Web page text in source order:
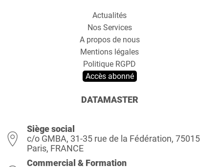
Actualités
Nos Services
A propos de nous
Mentions légales
Politique RGPD
Accès abonné
DATAMASTER
Siège social
c/o GMBA, 31-35 rue de la Fédération, 75015
Paris, FRANCE
Commercial & Formation